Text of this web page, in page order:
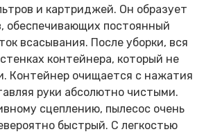
и картриджей. Он образует
обеспечивающих постоянный
всасывания. После уборки, вся
контейнера, который не
Контейнер очищается с нажатия
руки абсолютно чистыми.
сцеплению, пылесос очень
быстрый. С легкостью